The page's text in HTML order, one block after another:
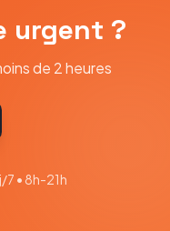
urgent ?
de 2 heures
7 • 8h-21h